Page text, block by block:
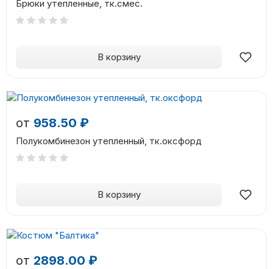
Брюки утепленные, тк.смес.
В корзину
от 958.50 ₽
Полукомбинезон утепленный, тк.оксфорд
В корзину
от 2898.00 ₽